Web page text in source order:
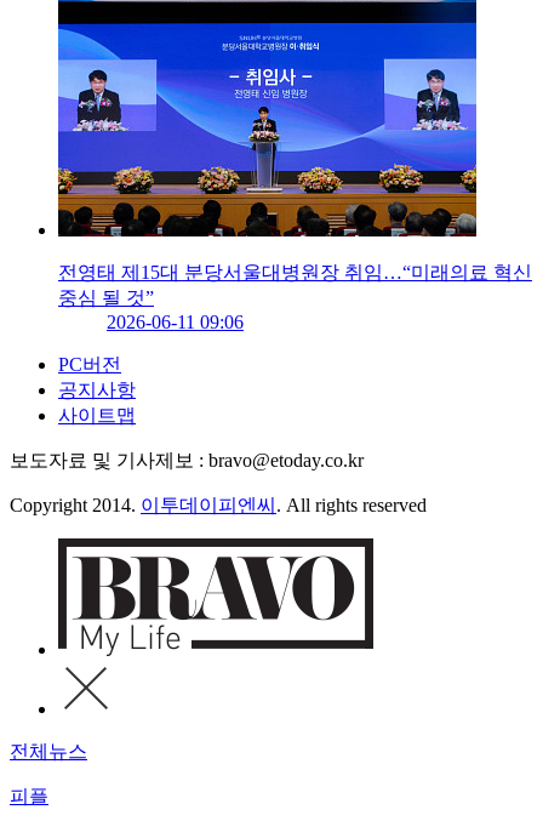
전영태 제15대 분당서울대병원장 취임…“미래의료 혁신
중심 될 것”
2026-06-11 09:06
PC버전
공지사항
사이트맵
보도자료 및 기사제보 : bravo@etoday.co.kr
Copyright 2014. 이투데이피엔씨 . All rights reserved
전체뉴스
피플